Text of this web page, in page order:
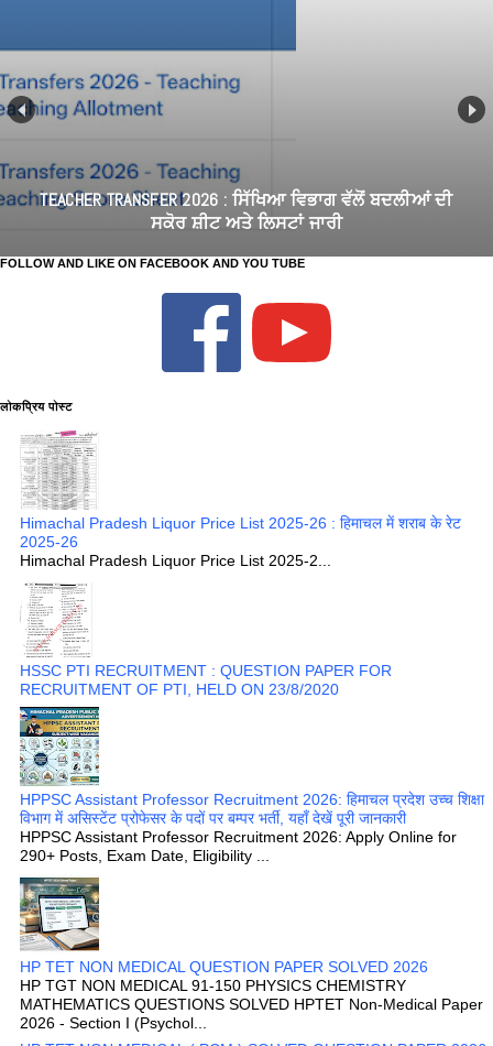
TEACHER TRANSFER 2026 : ਸਿੱਖਿਆ ਵਿਭਾਗ ਵੱਲੋਂ ਬਦਲੀਆਂ ਦੀ
ਸਕੋਰ ਸ਼ੀਟ ਅਤੇ ਲਿਸਟਾਂ ਜਾਰੀ
FOLLOW AND LIKE ON FACEBOOK AND YOU TUBE
लोकप्रिय पोस्ट
Himachal Pradesh Liquor Price List 2025-26 : हिमाचल में शराब के रेट
2025-26
Himachal Pradesh Liquor Price List 2025-2...
HSSC PTI RECRUITMENT : QUESTION PAPER FOR
RECRUITMENT OF PTI, HELD ON 23/8/2020
HPPSC Assistant Professor Recruitment 2026: हिमाचल प्रदेश उच्च शिक्षा
विभाग में असिस्टेंट प्रोफेसर के पदों पर बम्पर भर्ती, यहाँ देखें पूरी जानकारी
HPPSC Assistant Professor Recruitment 2026: Apply Online for
290+ Posts, Exam Date, Eligibility ...
HP TET NON MEDICAL QUESTION PAPER SOLVED 2026
HP TGT NON MEDICAL 91-150 PHYSICS CHEMISTRY
MATHEMATICS QUESTIONS SOLVED HPTET Non-Medical Paper
2026 - Section I (Psychol...